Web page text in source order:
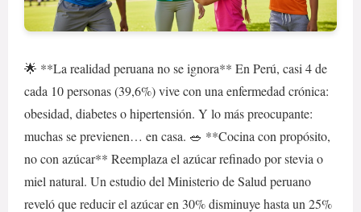
🌟 **La realidad peruana no se ignora** En Perú, casi 4 de
cada 10 personas (39,6%) vive con una enfermedad crónica:
obesidad, diabetes o hipertensión. Y lo más preocupante:
muchas se previenen… en casa. 🥗 **Cocina con propósito,
no con azúcar** Reemplaza el azúcar refinado por stevia o
miel natural. Un estudio del Ministerio de Salud peruano
reveló que reducir el azúcar en 30% disminuye hasta un 25%